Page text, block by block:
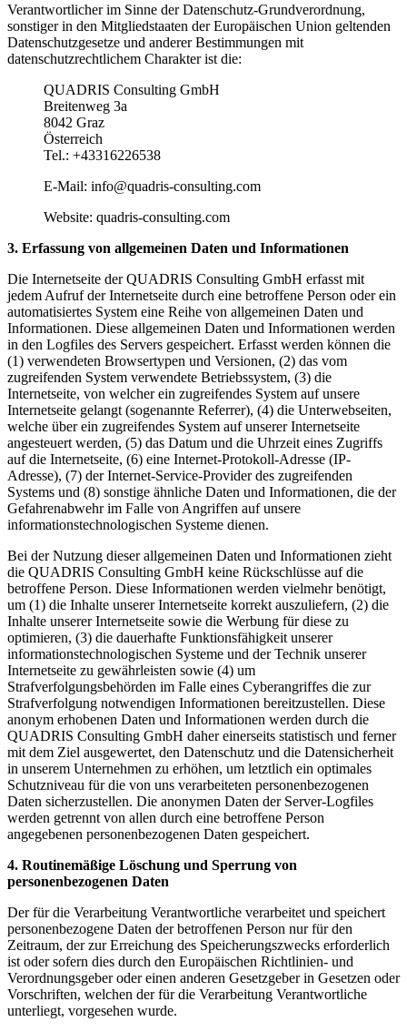
Verantwortlicher im Sinne der Datenschutz-Grundverordnung,
sonstiger in den Mitgliedstaaten der Europäischen Union geltenden
Datenschutzgesetze und anderer Bestimmungen mit
datenschutzrechtlichem Charakter ist die:
QUADRIS Consulting GmbH
Breitenweg 3a
8042 Graz
Österreich
Tel.: +43316226538
E-Mail: info@quadris-consulting.com
Website: quadris-consulting.com
3. Erfassung von allgemeinen Daten und Informationen
Die Internetseite der QUADRIS Consulting GmbH erfasst mit
jedem Aufruf der Internetseite durch eine betroffene Person oder ein
automatisiertes System eine Reihe von allgemeinen Daten und
Informationen. Diese allgemeinen Daten und Informationen werden
in den Logfiles des Servers gespeichert. Erfasst werden können die
(1) verwendeten Browsertypen und Versionen, (2) das vom
zugreifenden System verwendete Betriebssystem, (3) die
Internetseite, von welcher ein zugreifendes System auf unsere
Internetseite gelangt (sogenannte Referrer), (4) die Unterwebseiten,
welche über ein zugreifendes System auf unserer Internetseite
angesteuert werden, (5) das Datum und die Uhrzeit eines Zugriffs
auf die Internetseite, (6) eine Internet-Protokoll-Adresse (IP-
Adresse), (7) der Internet-Service-Provider des zugreifenden
Systems und (8) sonstige ähnliche Daten und Informationen, die der
Gefahrenabwehr im Falle von Angriffen auf unsere
informationstechnologischen Systeme dienen.
Bei der Nutzung dieser allgemeinen Daten und Informationen zieht
die QUADRIS Consulting GmbH keine Rückschlüsse auf die
betroffene Person. Diese Informationen werden vielmehr benötigt,
um (1) die Inhalte unserer Internetseite korrekt auszuliefern, (2) die
Inhalte unserer Internetseite sowie die Werbung für diese zu
optimieren, (3) die dauerhafte Funktionsfähigkeit unserer
informationstechnologischen Systeme und der Technik unserer
Internetseite zu gewährleisten sowie (4) um
Strafverfolgungsbehörden im Falle eines Cyberangriffes die zur
Strafverfolgung notwendigen Informationen bereitzustellen. Diese
anonym erhobenen Daten und Informationen werden durch die
QUADRIS Consulting GmbH daher einerseits statistisch und ferner
mit dem Ziel ausgewertet, den Datenschutz und die Datensicherheit
in unserem Unternehmen zu erhöhen, um letztlich ein optimales
Schutzniveau für die von uns verarbeiteten personenbezogenen
Daten sicherzustellen. Die anonymen Daten der Server-Logfiles
werden getrennt von allen durch eine betroffene Person
angegebenen personenbezogenen Daten gespeichert.
4. Routinemäßige Löschung und Sperrung von
personenbezogenen Daten
Der für die Verarbeitung Verantwortliche verarbeitet und speichert
personenbezogene Daten der betroffenen Person nur für den
Zeitraum, der zur Erreichung des Speicherungszwecks erforderlich
ist oder sofern dies durch den Europäischen Richtlinien- und
Verordnungsgeber oder einen anderen Gesetzgeber in Gesetzen oder
Vorschriften, welchen der für die Verarbeitung Verantwortliche
unterliegt, vorgesehen wurde.